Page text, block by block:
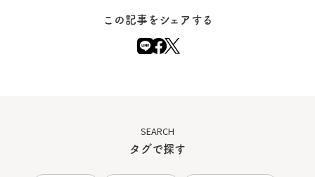
この記事をシェアする
SEARCH
タグで探す